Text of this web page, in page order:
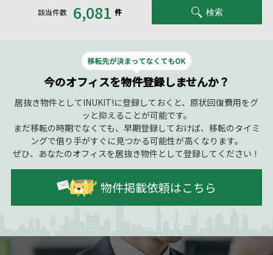
該当件数 6,081 件 検索
今のオフィスを物件登録しませんか？
居抜き物件としてINUKIT!に登録しておくと、原状回復費用をグ
ッと抑えることが可能です。
まだ移転の時期でなくても、早期登録しておけば、移転のタイミ
ングで借り手がすぐに見つかる可能性が高くなります。
ぜひ、あなたのオフィスを居抜き物件として登録してください！
物件掲載依頼はこちら